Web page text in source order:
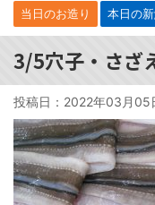
当日のお造り 本日の
3/5穴子・さざ
投稿日： 2022年03月05